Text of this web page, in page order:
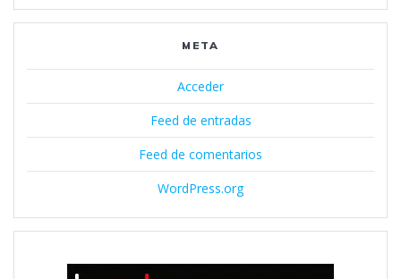
META
Acceder
Feed de entradas
Feed de comentarios
WordPress.org